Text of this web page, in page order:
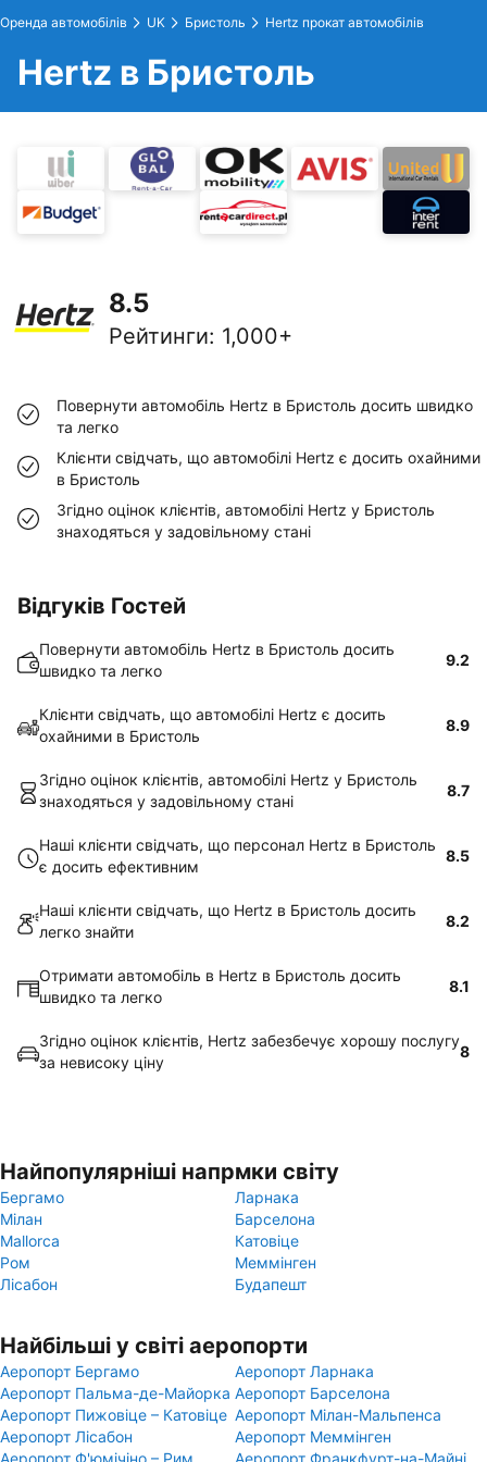
Оренда автомобілів UK Бристоль Hertz прокат автомобілів
Hertz в Бристоль
8.5
Рейтинги: 1,000+
Повернути автомобіль Hertz в Бристоль досить швидко
та легко
Клієнти свідчать, що автомобілі Hertz є досить охайними
в Бристоль
Згідно оцінок клієнтів, автомобілі Hertz у Бристоль
знаходяться у задовільному стані
Відгуків Гостей
Повернути автомобіль Hertz в Бристоль досить
швидко та легко
9.2
Клієнти свідчать, що автомобілі Hertz є досить
охайними в Бристоль
8.9
Згідно оцінок клієнтів, автомобілі Hertz у Бристоль
знаходяться у задовільному стані
8.7
Наші клієнти свідчать, що персонал Hertz в Бристоль
є досить ефективним
8.5
Наші клієнти свідчать, що Hertz в Бристоль досить
легко знайти
8.2
Отримати автомобіль в Hertz в Бристоль досить
швидко та легко
8.1
Згідно оцінок клієнтів, Hertz забезбечує хорошу послугу
за невисоку ціну
8
Найпопулярніші напрмки світу
Бергамо
Ларнака
Мілан
Барселона
Mallorca
Катовіце
Ром
Меммінген
Лісабон
Будапешт
Найбільші у світі аеропорти
Аеропорт Бергамо
Аеропорт Ларнака
Аеропорт Пальма-де-Майорка Аеропорт Барселона
Аеропорт Пижовіце – Катовіце Аеропорт Мілан-Мальпенса
Аеропорт Лісабон
Аеропорт Меммінген
Аеропорт Ф'юмічіно – Рим
Аеропорт Франкфурт-на-Майні